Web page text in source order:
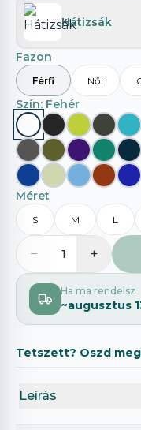
Hátizsák
Fazon
Férfi Női
Szín: Fehér
Méret
S M L
− 1 +
Ha ma rendelsz
~augusztus
Tetszett? Oszd
Leírás